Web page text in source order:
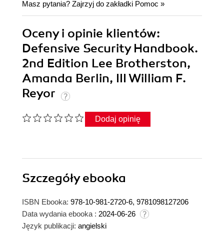
Masz pytania? Zajrzyj do zakładki Pomoc »
Oceny i opinie klientów:
Defensive Security Handbook.
2nd Edition Lee Brotherston,
Amanda Berlin, III William F.
Reyor
Dodaj opinię
Szczegółyebooka
ISBN Ebooka: 978-10-981-2720-6, 9781098127206
Data wydania ebooka : 2024-06-26
Język publikacji: angielski